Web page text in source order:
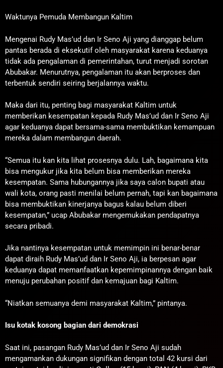
Waktunya Pemuda Membangun Kaltim
Mengenai Rudy Mas’ud dan Ir Seno Aji yang dianggap belum
pantas berada di eksekutif oleh masyarakat karena keduanya
tidak ada pengalaman di pemerintahan, turut menjadi sorotan
Abubakar. Menurutnya, pengalaman itu akan berproses dan
terbentuk sendiri seiring berjalannya waktu.
Maka dari itu, penting bagi masyarakat Kaltim untuk
memberikan kesempatan kepada Rudy Mas’ud dan Ir Seno Aji
agar keduanya dapat bersama-sama membuktikan kemampuan
mereka dalam membangun daerah.
“Semua itu kan kita lihat prosesnya dulu. Lah, bagaimana kita
bisa mengukur jika kita belum bisa memberikan mereka
kesempatan. Sama hubungannya jika saya calon bupati atau
wali kota, orang pasti menilai belum pernah, tapi kan bagaimana
bisa membuktikan kinerjanya bagus kalau belum diberi
kesempatan,” ucap Abubakar mengemukakan pendapatnya
secara pribadi.
Jika nantinya kesempatan untuk memimpin ini benar-benar
dapat diraih Rudy Mas’ud dan Ir Seno Aji, ia berpesan agar
keduanya dapat memanfaatkan kepemimpinannya dengan baik
menuju perubahan positif dan kemajuan bagi Kaltim.
“Niatkan semuanya demi masyarakat Kaltim,” pintanya.
Isu kotak kosong bagian dari demokrasi
Saat ini, pasangan Rudy Mas’ud dan Ir Seno Aji sudah
mengamankan dukungan signifikan dengan total 42 kursi dari